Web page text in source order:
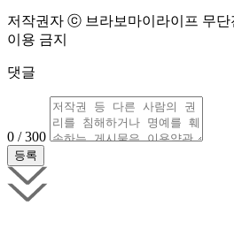
저작권자 ⓒ 브라보마이라이프 무
이용 금지
댓글
0 / 300